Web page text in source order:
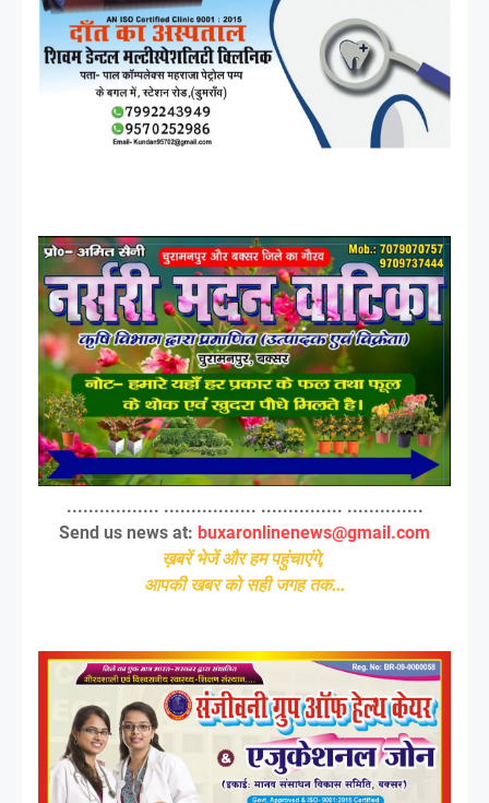
................. ................. ............... ..............
Send us news at: buxaronlinenews@gmail.com
ख़बरें भेजें और हम पहुंचाएंगे,
आपकी खबर को सही जगह तक...